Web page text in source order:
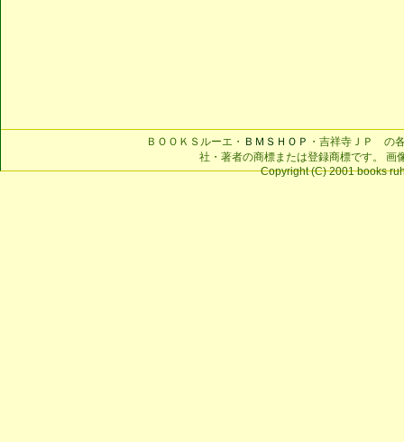
ＢＯＯＫＳルーエ・ ＢＭＳＨＯＰ ・吉祥寺ＪＰ の
社・著者の商標または登録商標です。 画
Copyright (C) 2001 books